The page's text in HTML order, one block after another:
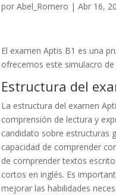
porAbel_Romero |Abr 16,
El examen Aptis B1 es una
ofrecemos este simulacro
Estructura del
La estructura del examen
comprensión de lectura y
candidato sobre estructuras
capacidad de comprender
de comprender textos
cortos en inglés. Es
mejorar las habilidades